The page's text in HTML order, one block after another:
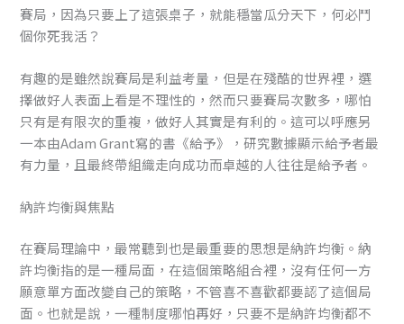
賽局，因為只要上了這張桌子，就能穩當瓜分天下，何必鬥
個你死我活？
有趣的是雖然說賽局是利益考量，但是在殘酷的世界裡，選
擇做好人表面上看是不理性的，然而只要賽局次數多，哪怕
只有是有限次的重複，做好人其實是有利的。這可以呼應另
一本由Adam Grant寫的書《給予》，研究數據顯示給予者最
有力量，且最終帶組織走向成功而卓越的人往往是給予者。
納許均衡與焦點
在賽局理論中，最常聽到也是最重要的思想是納許均衡。納
許均衡指的是一種局面，在這個策略組合裡，沒有任何一方
願意單方面改變自己的策略，不管喜不喜歡都要認了這個局
面。也就是說，一種制度哪怕再好，只要不是納許均衡都不